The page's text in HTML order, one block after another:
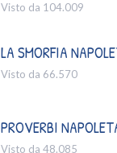
Visto da 104.009
LA SMORFIA
Visto da 66.570
PROVERBI
Visto da 48.085